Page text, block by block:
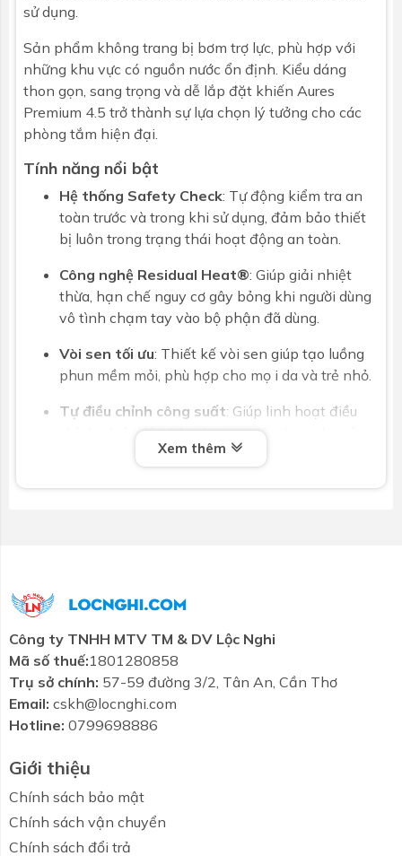
sử dụng.
Sản phẩm không trang bị bơm trợ lực, phù hợp với
những khu vực có nguồn nước ổn định. Kiểu dáng
thon gọn, sang trọng và dễ lắp đặt khiến Aures
Premium 4.5 trở thành sự lựa chọn lý tưởng cho các
phòng tắm hiện đại.
Tính năng nổi bật
Hệ thống Safety Check: Tự động kiểm tra an
toàn trước và trong khi sử dụng, đảm bảo thiết
bị luôn trong trạng thái hoạt động an toàn.
Công nghệ Residual Heat®: Giúp giải nhiệt
thừa, hạn chế nguy cơ gây bỏng khi người dùng
vô tình chạm tay vào bộ phận đã dùng.
Vòi sen tối ưu: Thiết kế vòi sen giúp tạo luồng
phun mềm mỏi, phù hợp cho mọ i da và trẻ nhỏ.
Tự điều chỉnh công suất: Giúp linh hoạt điều
chỉnh nhiệt độ và lưu lượng nước theo nhu cầu.
Hệ thống TSS an toàn đồng bộ
chống giật ELCB, rơ le nhiệt kép, cảm biến lưu
Tên sản phẩm: Ariston Aures Premium 4.5
Loại: Máy nước nóng điện trực tiếp không bơm
Tương thích EMC: Có
Tích hợp bơm: Không
Chế độ vòi sen: 3
Công suất: 4.5 kW
Xem thêm
Công ty TNHH MTV TM & DV Lộc Nghi
Mã số thuế:1801280858
Trụ sở chính: 57-59 đường 3/2, Tân An, Cần Thơ
Email: cskh@locnghi.com
Hotline: 0799698886
Giới thiệu
Chính sách bảo mật
Chính sách vận chuyển
Chính sách đổi trả